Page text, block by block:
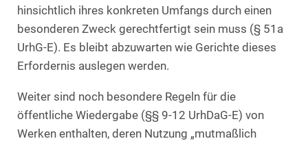
hinsichtlich ihres konkreten Umfangs durch einen
besonderen Zweck gerechtfertigt sein muss (§ 51a
UrhG-E). Es bleibt abzuwarten wie Gerichte dieses
Erfordernis auslegen werden.
Weiter sind noch besondere Regeln für die
öffentliche Wiedergabe (§§ 9-12 UrhDaG-E) von
Werken enthalten, deren Nutzung „mutmaßlich